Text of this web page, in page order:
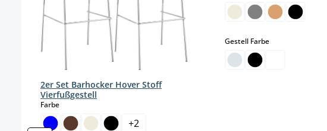
2er Set Barhocker Hover Stoff
Vierfußgestell
Farbeauswählen
+2
Gestell Farbeauswählen